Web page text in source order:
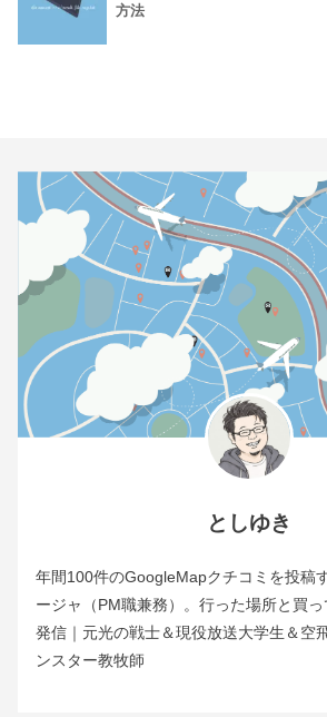
方法
としゆき
年間100件のGoogleMapクチコミを投稿
ージャ（PM職兼務）。行った場所と買
発信｜元光の戦士＆現役放送大学生＆空
ンスター教牧師